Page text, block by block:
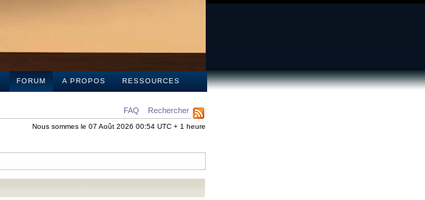
FORUM A PROPOS RESSOURCES
FAQ Rechercher
Nous sommes le 07 Août 2026 00:54 UTC + 1 heure